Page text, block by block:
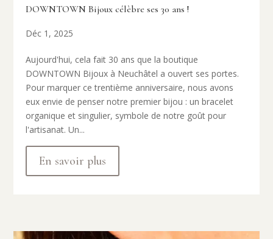
DOWNTOWN Bijoux célèbre ses 30 ans !
Déc 1, 2025
Aujourd'hui, cela fait 30 ans que la boutique
DOWNTOWN Bijoux à Neuchâtel a ouvert ses portes.
Pour marquer ce trentième anniversaire, nous avons
eux envie de penser notre premier bijou : un bracelet
organique et singulier, symbole de notre goût pour
l'artisanat. Un...
En savoir plus